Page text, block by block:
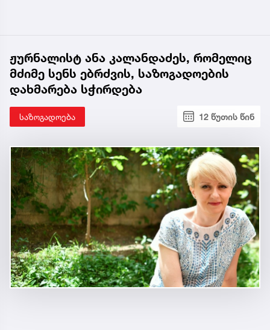
ჟურნალისტ ანა კალანდაძეს, რომელიც
მძიმე სენს ებრძვის, საზოგადოების
დახმარება სჭირდება
საზოგადოება 12 წუთის წინ